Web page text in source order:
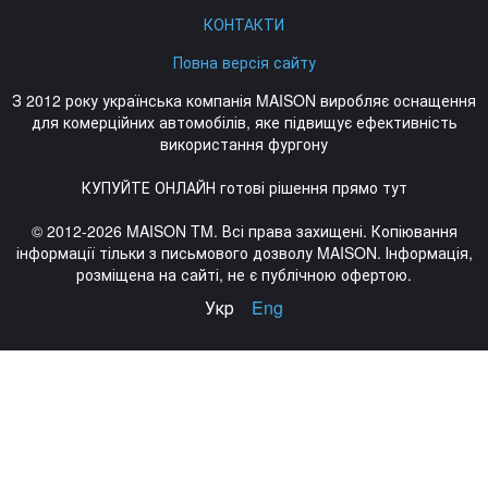
КОНТАКТИ
Повна версія сайту
З 2012 року українська компанія MAISON виробляє оснащення
для комерційних автомобілів, яке підвищує ефективність
використання фургону
КУПУЙТЕ ОНЛАЙН готові рішення прямо тут
© 2012-2026 MAISON TM. Всі права захищені. Копіювання
інформації тільки з письмового дозволу MAISON. Інформація,
розміщена на сайті, не є публічною офертою.
Укр Eng